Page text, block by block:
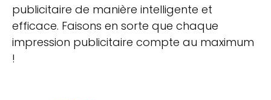
publicitaire de manière intelligente et
efficace. Faisons en sorte que chaque
impression publicitaire compte au maximum
!